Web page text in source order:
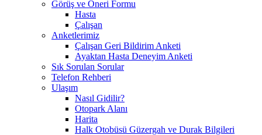
Görüş ve Öneri Formu
Hasta
Çalışan
Anketlerimiz
Çalışan Geri Bildirim Anketi
Ayaktan Hasta Deneyim Anketi
Sık Sorulan Sorular
Telefon Rehberi
Ulaşım
Nasıl Gidilir?
Otopark Alanı
Harita
Halk Otobüsü Güzergah ve Durak Bilgileri